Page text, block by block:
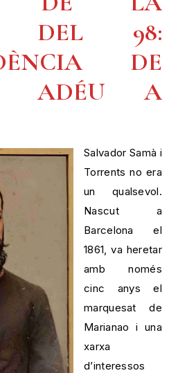
DEL 98:
DE
ADÉU A
Salvador Samà i
Torrents no era
un qualsevol.
Nascut a
Barcelona el
1861, va heretar
amb només
cinc anys el
marquesat de
Marianao i una
xarxa
d’interessos